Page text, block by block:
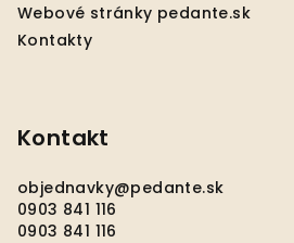
Webové stránky pedante.sk
Kontakty
Kontakt
objednavky@pedante.sk
0903 841 116
0903 841 116